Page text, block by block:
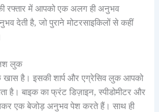
रफ्तार में आपको एक अलग ही अनुभव
देती है, जो पुराने मोटरसाइकिलों से कहीं
लुक
खास है। इसकी शार्प और एग्रेसिव लुक आपको
है। बाइक का फ्रंट डिज़ाइन, स्पीडोमीटर और
एक बेजोड़ अनुभव पेश करते हैं। साथ ही